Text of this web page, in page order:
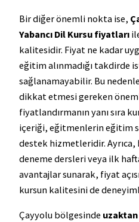
Bir diğer önemli nokta ise,
Yabancı Dil Kursu fiyatları
kalitesidir. Fiyat ne kadar
eğitim alınmadığı takdirde
sağlanamayabilir. Bu
dikkat etmesi gereken
fiyatlandırmanın yanı sıra
içeriği, eğitmenlerin eğitim
destek hizmetleridir. Ayrıca,
deneme dersleri veya ilk
avantajlar sunarak, fiyat
kursun kalitesini de
Çayyolu bölgesinde